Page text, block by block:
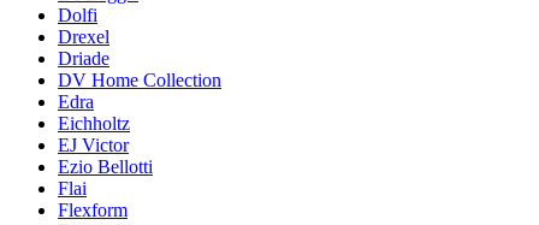
Dolfi
Drexel
Driade
DV Home Collection
Edra
Eichholtz
EJ Victor
Ezio Bellotti
Flai
Flexform